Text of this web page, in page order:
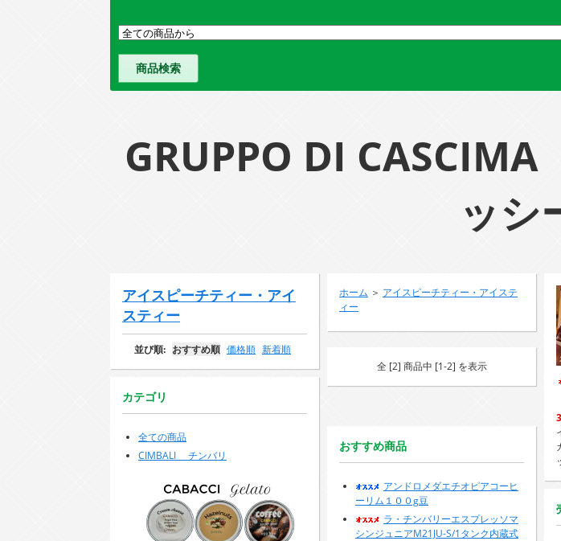
GRUPPO DI
ッシ
アイスピーチティー・アイ
スティー
並び順: おすすめ順 価格順 新着順
ホーム ＞ アイスピーチティー・アイステ
ィー
全 [2] 商品中 [1-2] を表示
カテゴリ
全ての商品
CIMBALI チンバリ
おすすめ商品
アンドロメダエチオピアコーヒ
ーリム１００g豆
ラ・チンバリーエスプレッソマ
シンジュニアM21JU-S/1タンク内蔵式